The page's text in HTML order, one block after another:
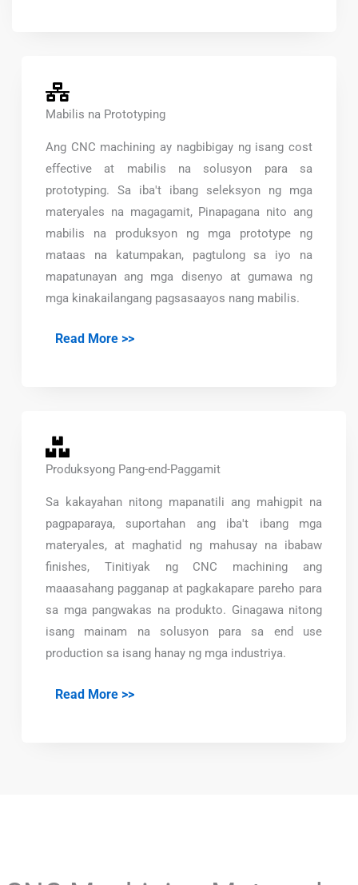
Mabilis na Prototyping
Ang CNC machining ay nagbibigay ng isang cost
effective at mabilis na solusyon para sa
prototyping. Sa iba't ibang seleksyon ng mga
materyales na magagamit, Pinapagana nito ang
mabilis na produksyon ng mga prototype ng
mataas na katumpakan, pagtulong sa iyo na
mapatunayan ang mga disenyo at gumawa ng
mga kinakailangang pagsasaayos nang mabilis.
Read More >>
Produksyong Pang-end-Paggamit
Sa kakayahan nitong mapanatili ang mahigpit na
pagpaparaya, suportahan ang iba't ibang mga
materyales, at maghatid ng mahusay na ibabaw
finishes, Tinitiyak ng CNC machining ang
maaasahang pagganap at pagkakapare pareho para
sa mga pangwakas na produkto. Ginagawa nitong
isang mainam na solusyon para sa end use
production sa isang hanay ng mga industriya.
Read More >>